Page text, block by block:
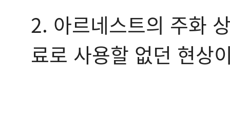
2. 아르네스트의 주화
료로 사용할 없던 현상